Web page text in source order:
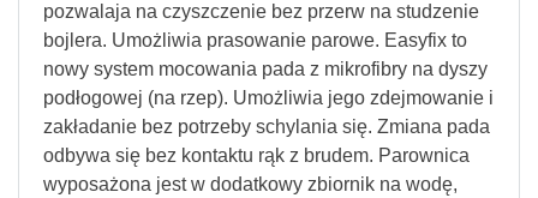
pozwalaja na czyszczenie bez przerw na studzenie
bojlera. Umożliwia prasowanie parowe. Easyfix to
nowy system mocowania pada z mikrofibry na dyszy
podłogowej (na rzep). Umożliwia jego zdejmowanie i
zakładanie bez potrzeby schylania się. Zmiana pada
odbywa się bez kontaktu rąk z brudem. Parownica
wyposażona jest w dodatkowy zbiornik na wodę,